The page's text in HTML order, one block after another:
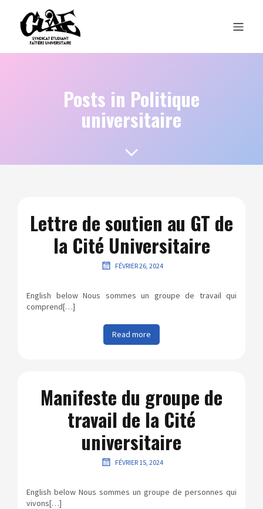
Posts in Politique
universitaire
Lettre de soutien au GT de
la Cité Universitaire
FÉVRIER 26, 2024
English below Nous sommes un groupe de travail qui
comprend[…]
Read more
Manifeste du groupe de
travail de la Cité
universitaire
FÉVRIER 15, 2024
English below Nous sommes un groupe de personnes qui
vivons[…]